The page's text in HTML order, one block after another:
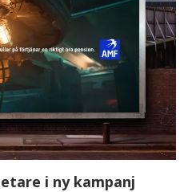
i ny kampanj